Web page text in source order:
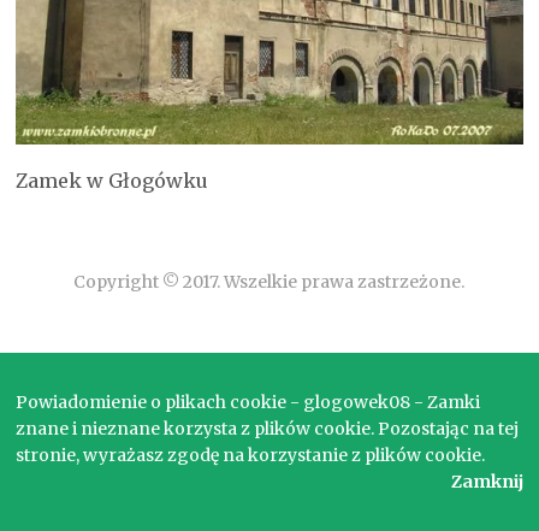
Zamek w Głogówku
Copyright © 2017. Wszelkie prawa zastrzeżone.
Powiadomienie o plikach cookie - glogowek08 - Zamki
znane i nieznane korzysta z plików cookie. Pozostając na tej
stronie, wyrażasz zgodę na korzystanie z plików cookie.
Zamknij